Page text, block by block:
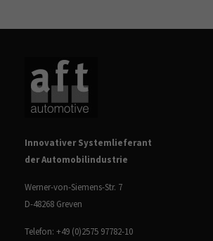
Innovativer Systemlieferant
der Automobilindustrie
Werner-von-Siemens-Str. 7
D-48268 Greven
Telefon: +49 (0)2575 97782-10